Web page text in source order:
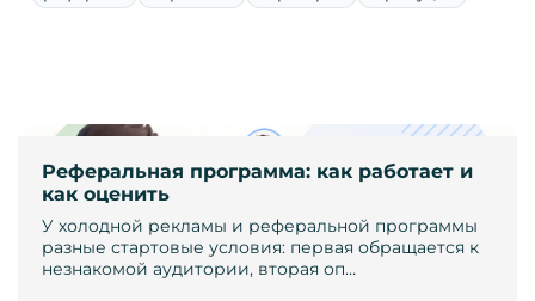
Реферальная программа: как работает и
как оценить
У холодной рекламы и реферальной программы
разные стартовые условия: первая обращается к
незнакомой аудитории, вторая оп…